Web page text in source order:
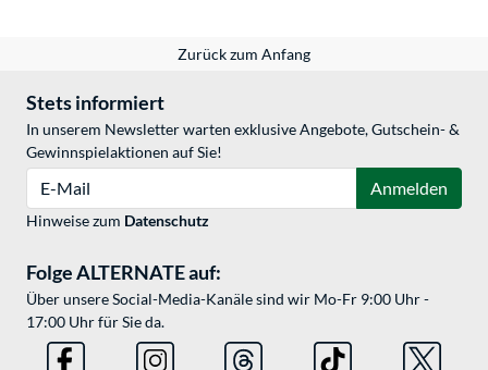
Zurück zum Anfang
Stets informiert
In unserem Newsletter warten exklusive Angebote, Gutschein- &
Gewinnspielaktionen auf Sie!
Anmelden
Hinweise zum Datenschutz
Folge ALTERNATE auf:
Über unsere Social-Media-Kanäle sind wir Mo-Fr 9:00 Uhr -
17:00 Uhr für Sie da.